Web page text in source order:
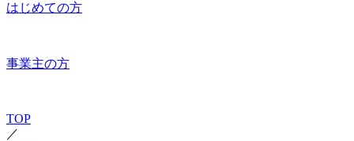
はじめての方
事業主の方
TOP
／